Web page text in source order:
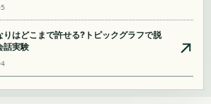
りはどこまで許せる?トピックグラフで脱
話実験